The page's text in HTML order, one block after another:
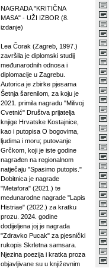
NAGRADA "KRITIČNA
MASA" - UŽI IZBOR (8.
izdanje)
Lea Čorak (Zagreb, 1997.)
završila je diplomski studij
međunarodnih odnosa i
diplomacije u Zagrebu.
Autorica je zbirke pjesama
Šetnja šarenilom, za koju je
2021. primila nagradu "Milivoj
Cvetnić" Društva prijatelja
knjige Hrvatske Kostajnice,
kao i putopisa O bogovima,
ljudima i moru; putovanje
Grčkom, koji je iste godine
nagrađen na regionalnom
natječaju "Spasimo putopis."
Dobitnica je nagrade
"Metafora" (2021.) te
međunarodne nagrade "Lapis
Histriae" (2022.) za kratku
prozu. 2024. godine
dodijeljena joj je nagrada
"Zdravko Pucak" za pjesnički
rukopis Skrletna samsara.
Njezina poezija i kratka proza
objavljivane su u književnim